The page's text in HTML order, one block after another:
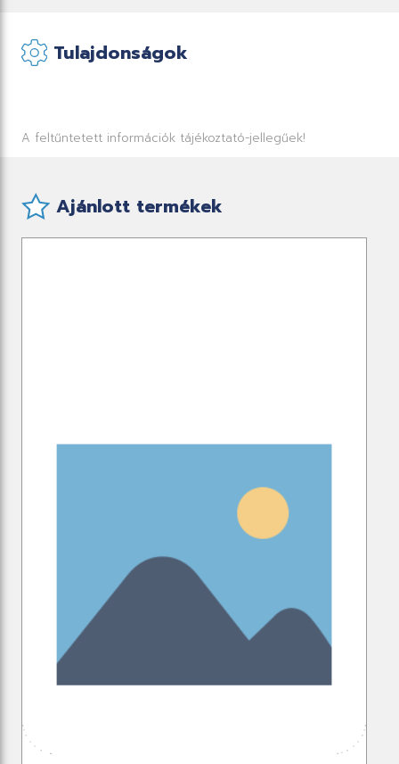
Tulajdonságok
A feltűntetett információk tájékoztató-jellegűek!
Ajánlott termékek